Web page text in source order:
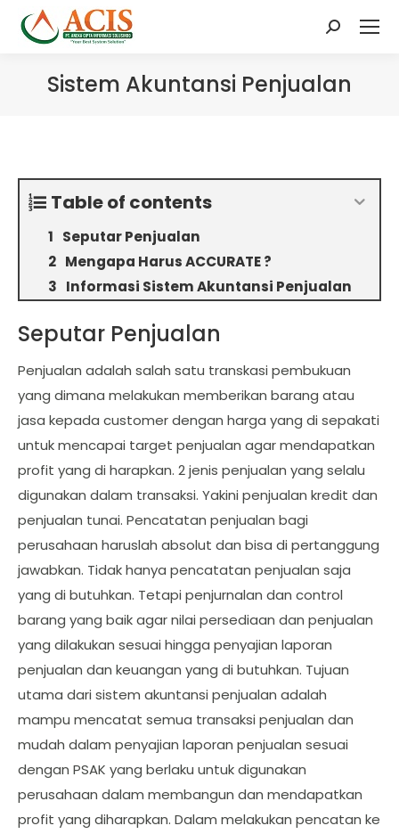
Search:
Sistem Akuntansi Penjualan
Table of contents
Seputar Penjualan
Mengapa Harus ACCURATE ?
Informasi Sistem Akuntansi Penjualan
Seputar Penjualan
Penjualan adalah salah satu transkasi pembukuan
yang dimana melakukan memberikan barang atau
jasa kepada customer dengan harga yang di sepakati
untuk mencapai target penjualan agar mendapatkan
profit yang di harapkan. 2 jenis penjualan yang selalu
digunakan dalam transaksi. Yakini penjualan kredit dan
penjualan tunai. Pencatatan penjualan bagi
perusahaan haruslah absolut dan bisa di pertanggung
jawabkan. Tidak hanya pencatatan penjualan saja
yang di butuhkan. Tetapi penjurnalan dan control
barang yang baik agar nilai persediaan dan penjualan
yang dilakukan sesuai hingga penyajian laporan
penjualan dan keuangan yang di butuhkan. Tujuan
utama dari sistem akuntansi penjualan adalah
mampu mencatat semua transaksi penjualan dan
mudah dalam penyajian laporan penjualan sesuai
dengan PSAK yang berlaku untuk digunakan
perusahaan dalam membangun dan mendapatkan
profit yang diharapkan. Dalam melakukan pencatan ke